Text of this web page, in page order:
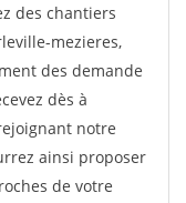
des chantiers
mezieres,
des demande
dès à
notre
ainsi proposer
de votre